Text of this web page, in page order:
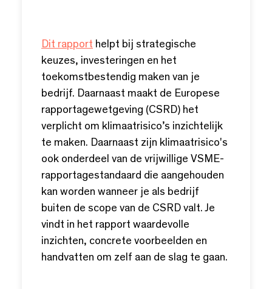
Dit rapport helpt bij strategische
keuzes, investeringen en het
toekomstbestendig maken van je
bedrijf. Daarnaast maakt de Europese
rapportagewetgeving (CSRD) het
verplicht om klimaatrisico’s inzichtelijk
te maken. Daarnaast zijn klimaatrisico's
ook onderdeel van de vrijwillige VSME-
rapportagestandaard die aangehouden
kan worden wanneer je als bedrijf
buiten de scope van de CSRD valt. Je
vindt in het rapport waardevolle
inzichten, concrete voorbeelden en
handvatten om zelf aan de slag te gaan.